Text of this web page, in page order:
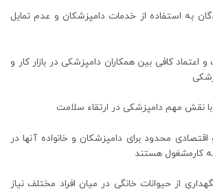
به استفاده از خدمات دامپزشکان و عدم تمایل
کافی بین همکاران دامپزشکی در بازار کار و
نقش مهم دامپزشکی در ارتقاء سلامت
محدود برای دامپزشکان و خانواده آنها در
کارمشغول هستند
از حیوانات خانگی در میان افراد مختلف نیاز